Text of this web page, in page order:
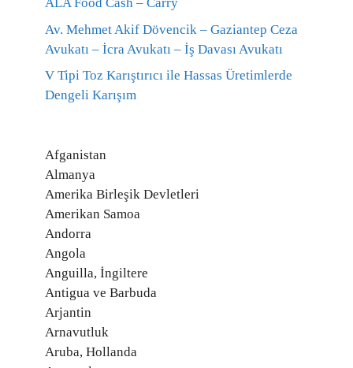
Av. Mehmet Akif Dövencik – Gaziantep Ceza
Avukatı – İcra Avukatı – İş Davası Avukatı
V Tipi Toz Karıştırıcı ile Hassas Üretimlerde
Dengeli Karışım
Afganistan
Almanya
Amerika Birleşik Devletleri
Amerikan Samoa
Andorra
Angola
Anguilla, İngiltere
Antigua ve Barbuda
Arjantin
Arnavutluk
Aruba, Hollanda